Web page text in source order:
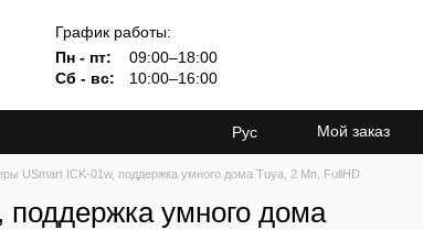
График работы:
Пн - пт:
09:00–18:00
Сб - вс:
10:00–16:00
Рус Мой заказ
USmart ICK-01w, поддержка умного дома Tuya, 2 Мп, FullHD
умного дома